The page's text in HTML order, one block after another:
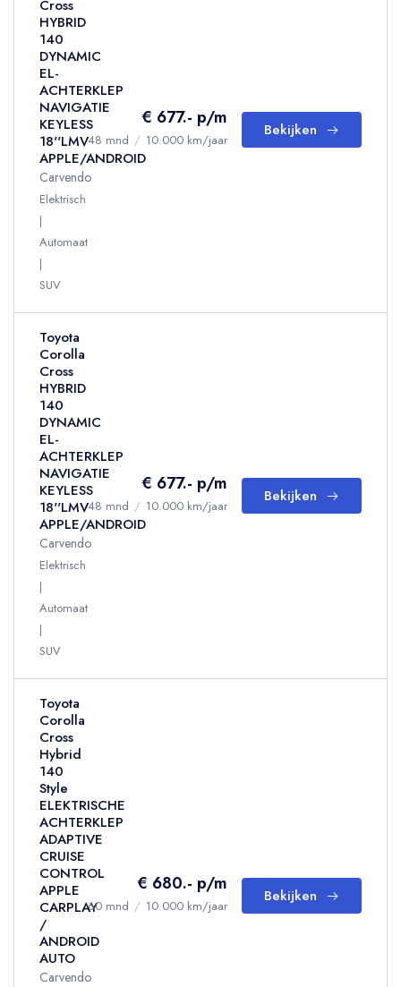
Cross
HYBRID
140
DYNAMIC
EL-
ACHTERKLEP
NAVIGATIE
KEYLESS
18''LMV
APPLE/ANDROID
Carvendo
Elektrisch
Automaat
SUV
€ 677.- p/m
48 mnd / 10.000 km/jaar
Bekijken
Toyota
Corolla
Cross
HYBRID
140
DYNAMIC
EL-
ACHTERKLEP
NAVIGATIE
KEYLESS
18''LMV
APPLE/ANDROID
Carvendo
Elektrisch
Automaat
SUV
€ 677.- p/m
48 mnd / 10.000 km/jaar
Bekijken
Toyota
Corolla
Cross
Hybrid
140
Style
ELEKTRISCHE
ACHTERKLEP
ADAPTIVE
CRUISE
CONTROL
APPLE
CARPLAY
/
ANDROID
AUTO
Carvendo
€ 680.- p/m
60 mnd / 10.000 km/jaar
Bekijken